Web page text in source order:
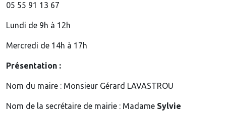
05 55 91 13 67
Lundi de 9h à 12h
Mercredi de 14h à 17h
Présentation :
Nom du maire : Monsieur Gérard LAVASTROU
Nom de la secrétaire de mairie : Madame Sylvie